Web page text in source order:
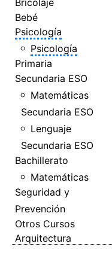
Bebé
Psicología
Psicología
Primaria
Secundaria ESO
Matemáticas
Secundaria ESO
Lenguaje
Secundaria ESO
Bachillerato
Matemáticas
Seguridad y
Prevención
Otros Cursos
Arquitectura